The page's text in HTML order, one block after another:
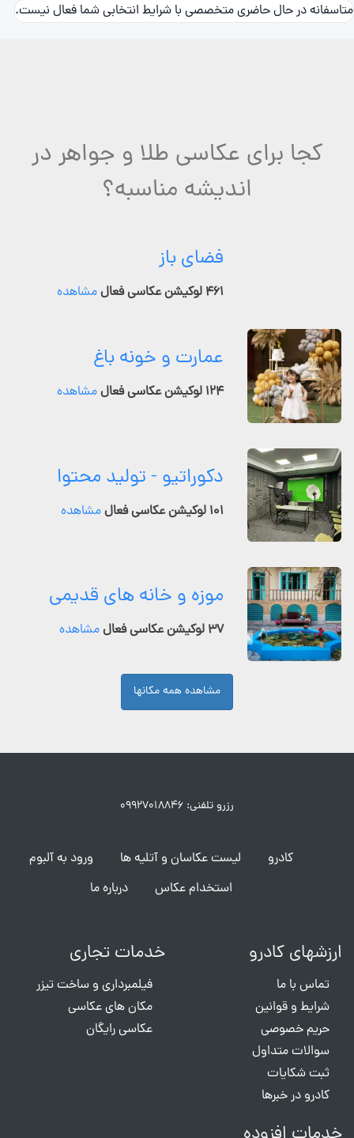
متاسفانه در حال حاضری متخصصی با شرایط انتخابی شما فعال نیست.
کجا برای عکاسی طلا و جواهر در
اندیشه مناسبه؟
فضای باز
۴۶۱ لوکیشن عکاسی فعال مشاهده
عمارت و خونه باغ
۱۲۴ لوکیشن عکاسی فعال مشاهده
دکوراتیو - تولید محتوا
۱۰۱ لوکیشن عکاسی فعال مشاهده
موزه و خانه های قدیمی
۳۷ لوکیشن عکاسی فعال مشاهده
مشاهده همه مکانها
رزرو تلفنی: ۰۹۹۲۷۰۱۸۸۴۶
کادرو لیست عکاسان و آتلیه ها
ورود به آلبوم
استخدام عکاس
درباره ما
ارزشهای کادرو
تماس با ما
شرایط و قوانین
حریم خصوصی
سوالات متداول
ثبت شکایات
کادرو در خبرها
خدمات تجاری
فیلمبرداری و ساخت تیزر
مکان های عکاسی
عکاسی رایگان